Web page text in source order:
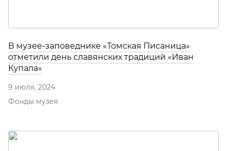
В музее-заповеднике «Томская Писаница»
отметили день славянских традиций «Иван
Купала»
9 июля, 2024
Фонды музея